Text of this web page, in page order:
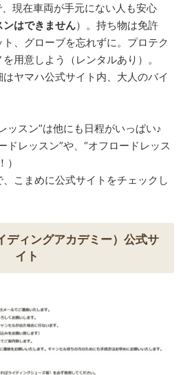
現在車両が手元にない人も安心
はできません）。持ち物は免許
、グローブを忘れずに。プロテク
用意しよう（レンタルあり）。
ヤマハ公式サイト内、大人のバイ
ッスン”は他にも日程がいっぱい♪
ドレッスン”や、“オフロードレッス
こまめに公式サイトをチェックし
ディングアカデミー）公式サ
イト